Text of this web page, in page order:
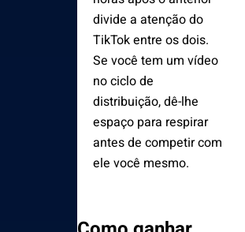
divide a atenção do
TikTok entre os dois.
Se você tem um vídeo
no ciclo de
distribuição, dê-lhe
espaço para respirar
antes de competir com
ele você mesmo.